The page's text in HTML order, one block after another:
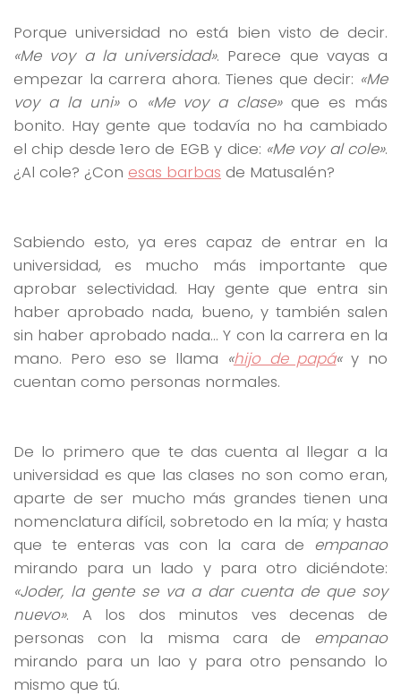
Porque universidad no está bien visto de decir.
«Me voy a la universidad». Parece que vayas a
empezar la carrera ahora. Tienes que decir: «Me
voy a la uni»o «Me voy a clase»que es más
bonito. Hay gente que todavía no ha cambiado
el chip desde 1ero de EGB y dice: «Me voy al cole».
¿Al cole? ¿Con esas barbas de Matusalén?
Sabiendo esto, ya eres capaz de entrar en la
universidad, es mucho más importante que
aprobar selectividad. Hay gente que entra sin
haber aprobado nada, bueno, y también salen
sin haber aprobado nada… Y con la carrera en la
mano. Pero eso se llama «hijo de papá«y no
cuentan como personas normales.
De lo primero que te das cuenta al llegar a la
universidad es que las clases no son como eran,
aparte de ser mucho más grandes tienen una
nomenclatura difícil, sobretodo en la mía; y hasta
que te enteras vas con la cara de empanao
mirando para un lado y para otro diciéndote:
«Joder, la gente se va a dar cuenta de que soy
nuevo». A los dos minutos ves decenas de
personas con la misma cara de empanao
mirando para un lao y para otro pensando lo
mismo que tú.